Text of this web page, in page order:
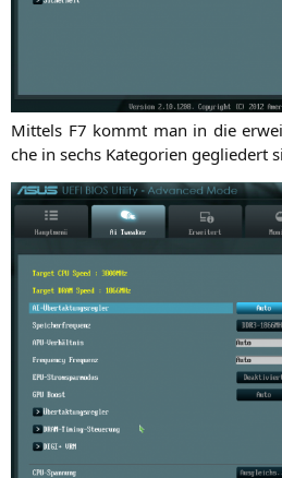
Mit­tels F7 kommt man in die
che in sechs Kate­go­rien geglie­dert